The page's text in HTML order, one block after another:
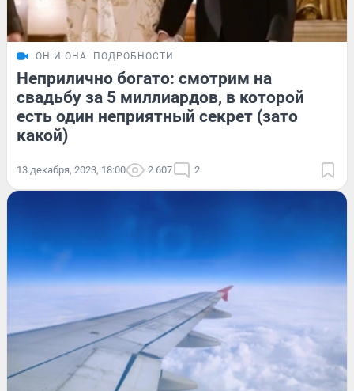
ОН И ОНА ПОДРОБНОСТИ
Неприлично богато: смотрим на
свадьбу за 5 миллиардов, в которой
есть один неприятный секрет (зато
какой)
13 декабря, 2023, 18:00 2 607 2